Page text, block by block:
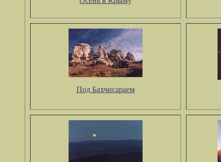
Под Бахчисараем